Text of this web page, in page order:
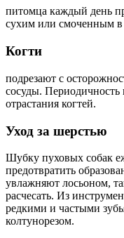
питомца каждый день
сухим или смоченным
Когти
подрезают с
сосуды. Периодичность
отрастания когтей.
Уход за шерстью
Шубку пуховых собак
предотвратить
увлажняют лосьоном,
расчесать. Из
редкими и частыми
колтунорезом.